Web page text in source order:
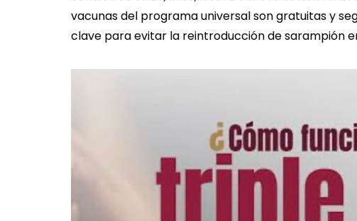
vacunas del programa universal son gratuitas y
clave para evitar la reintroducción de sarampión